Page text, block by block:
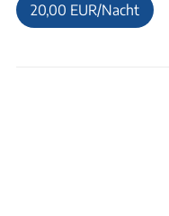
20,00 EUR/Nacht